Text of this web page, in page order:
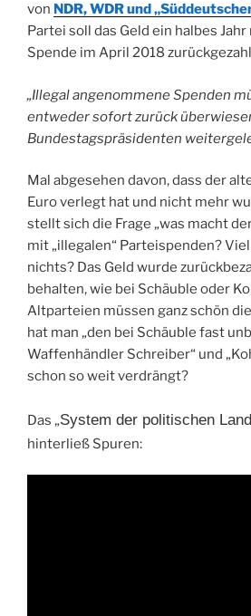
von NDR, WDR und
Partei soll das Geld ein halbes
Spende im April 2018
„Illegal angenommene Spenden
entweder sofort zurück
Bundestagspräsidenten
Mal abgesehen davon, dass der
Euro verlegt hat und nicht mehr
stellt sich die Frage „was macht
mit „illegalen“ Parteispenden?
nichts? Das Geld wurde
behalten, wie bei Schäuble oder
Altparteien müssen ganz schön
hat man „den bei Schäuble fast
Waffenhändler Schreiber“ und
schon so weit verdrängt?
Das „System der politischen
hinterließ Spuren: